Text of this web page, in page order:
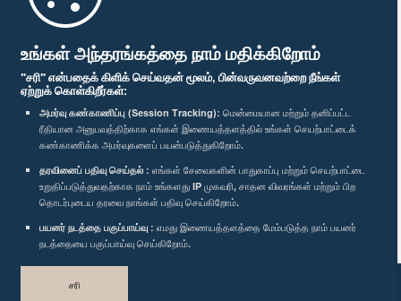
உங்கள் அந்தரங்கத்தை நாம் மதிக்கிறோம்
"சரி" என்பதைக் கிளிக் செய்வதன் மூலம், பின்வருவனவற்றை நீங்கள்
ஏற்றுக் கொள்கிறீர்கள்:
அமர்வு கண்காணிப்பு (Session Tracking): மென்மையான மற்றும் தனிப்பட்ட
ரீதியான அனுபவத்திற்காக எங்கள் இணையத்தளத்தில் உங்கள் செயற்பாட்டைக்
கண்காணிக்க அமர்வுகளைப் பயன்படுத்துகிறோம்.
தரவினைப் பதிவு செய்தல் : எங்கள் சேவைகளின் பாதுகாப்பு மற்றும் செயற்பாட்டை
உறுதிப்படுத்துவதற்காக நாம் உங்களது IP முகவரி, சாதன விவரங்கள் மற்றும் பிற
தொடர்புடைய தரவை நாங்கள் பதிவு செய்கிறோம்.
பயனர் நடத்தை பகுப்பாய்வு : எமது இணையத்தளத்தை மேம்படுத்த நாம் பயனர்
நடத்தையை பகுப்பாய்வு செய்கிறோம்.
சரி
பாராளுமன்ற கையடக்க செயலி
எம்மை பின்தொடர்க :
விருதுகள்
தனியுரிமைக் கொள்கை